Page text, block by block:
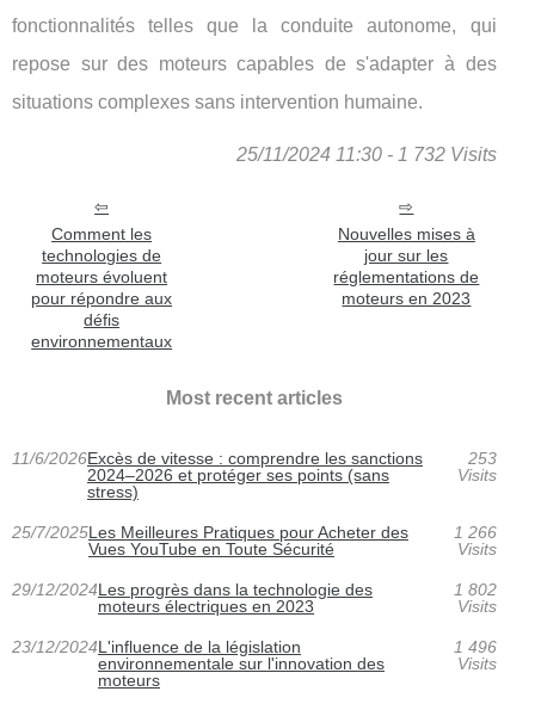
fonctionnalités telles que la conduite autonome, qui
repose sur des moteurs capables de s'adapter à des
situations complexes sans intervention humaine.
25/11/2024 11:30 - 1 732 Visits
Comment les
technologies de
moteurs évoluent
pour répondre aux
défis
environnementaux
Nouvelles mises à
jour sur les
réglementations de
moteurs en 2023
Most recent articles
11/6/2026Excès de vitesse : comprendre les sanctions
2024–2026 et protéger ses points (sans
stress)
253
Visits
25/7/2025Les Meilleures Pratiques pour Acheter des
Vues YouTube en Toute Sécurité
1 266
Visits
29/12/2024Les progrès dans la technologie des
moteurs électriques en 2023
1 802
Visits
23/12/2024L'influence de la législation
environnementale sur l'innovation des
moteurs
1 496
Visits